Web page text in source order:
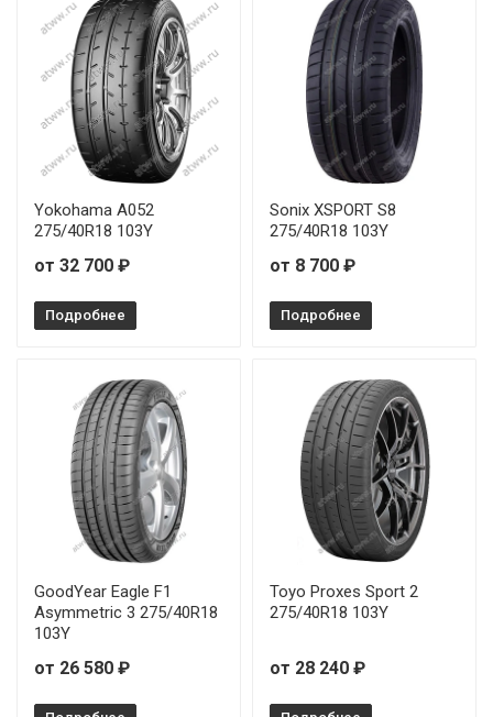
Yokohama A052
275/40R18 103Y
от 32 700 ₽
Подробнее
Sonix XSPORT S8
275/40R18 103Y
от 8 700 ₽
Подробнее
GoodYear Eagle F1
Asymmetric 3 275/40R18
103Y
от 26 580 ₽
Toyo Proxes Sport 2
275/40R18 103Y
от 28 240 ₽